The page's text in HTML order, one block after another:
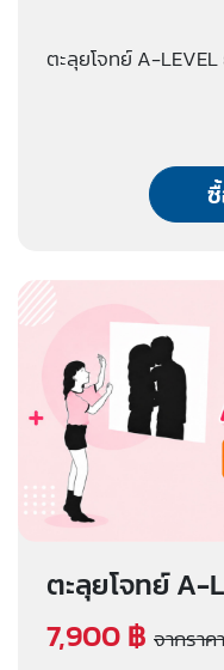
ตะลุยโจทย์ A-
ตะลุยโจทย์ A-
site (รอบ 2 วั
7,900 ฿ จากรา